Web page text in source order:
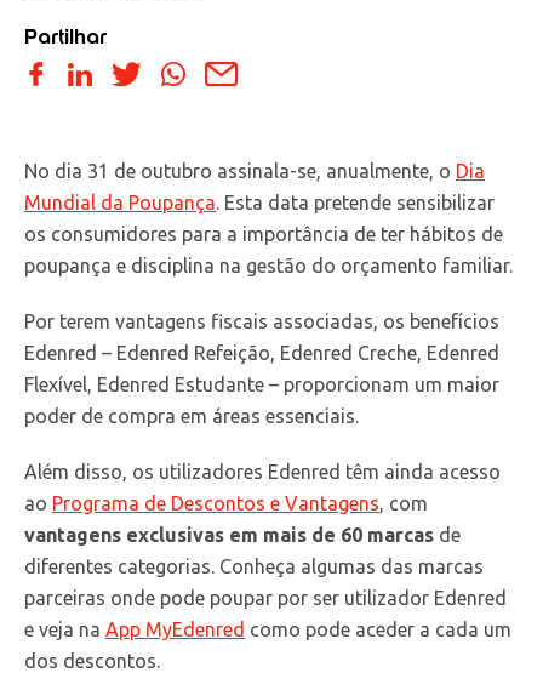
Partilhar
No dia 31 de outubro assinala-se, anualmente, o Dia
Mundial da Poupança . Esta data pretende sensibilizar
os consumidores para a importância de ter hábitos de
poupança e disciplina na gestão do orçamento familiar.
Por terem vantagens fiscais associadas, os benefícios
Edenred – Edenred Refeição, Edenred Creche, Edenred
Flexível, Edenred Estudante – proporcionam um maior
poder de compra em áreas essenciais.
Além disso, os utilizadores Edenred têm ainda acesso
ao Programa de Descontos e Vantagens , com
vantagens exclusivas em mais de 60 marcas de
diferentes categorias. Conheça algumas das marcas
parceiras onde pode poupar por ser utilizador Edenred
e veja na App MyEdenred como pode aceder a cada um
dos descontos.